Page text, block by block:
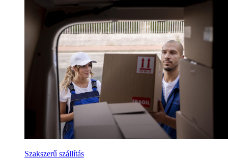
Szakszerű szállítás